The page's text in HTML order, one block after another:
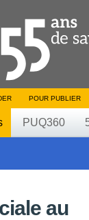
POUR PUBLIER
PUQ360
au